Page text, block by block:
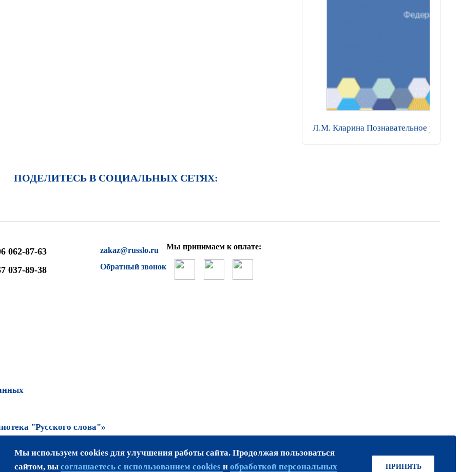
Л.М. Кларина Познавательное
ПОДЕЛИТЕСЬ В СОЦИАЛЬНЫХ СЕТЯХ:
062-87-63
037-89-38
zakaz@russlo.ru
Обратный звонок
Мы принимаем к оплате:
"Русского слова"»
возможно только
ПРИСОЕДИНЯЙТЕСЬ!
Мы используем cookies для улучшения работы сайта. Продолжая пользоваться
сайтом, вы соглашаетесь с использованием cookies и обработкой персональных ПРИНЯТЬ